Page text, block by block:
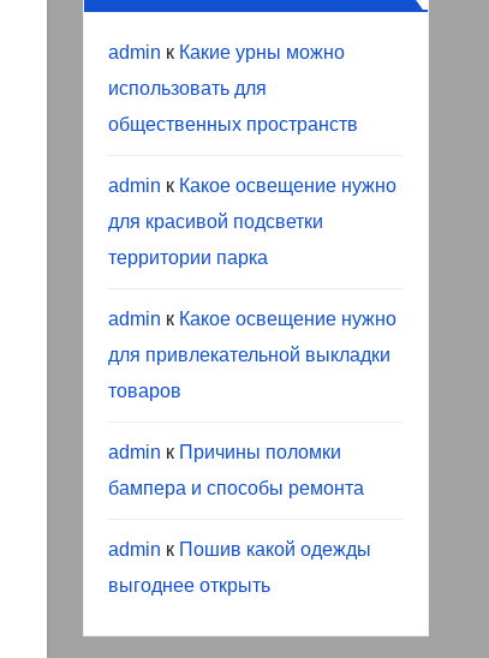
admin к Какие урны можно
использовать для
общественных пространств
admin к Какое освещение нужно
для красивой подсветки
территории парка
admin к Какое освещение нужно
для привлекательной выкладки
товаров
admin к Причины поломки
бампера и способы ремонта
admin к Пошив какой одежды
выгоднее открыть